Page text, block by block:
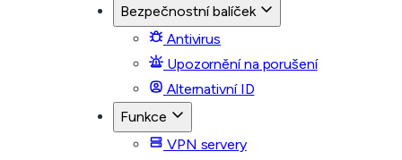
Bezpečnostní balíček
Antivirus
Upozornění na porušení
Alternativní ID
Funkce
VPN servery